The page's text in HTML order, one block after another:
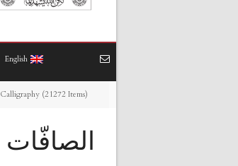
English
Calligraphy (21272 Items)
الصافّات ٣٧ : ٨٤